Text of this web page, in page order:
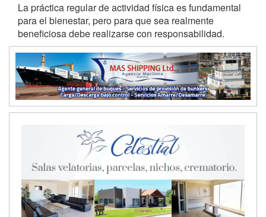
La práctica regular de actividad física es fundamental
para el bienestar, pero para que sea realmente
beneficiosa debe realizarse con responsabilidad.